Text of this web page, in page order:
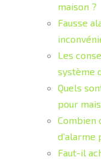
maison ?
Fausse
Les
système
Quels
pour
Combien
d’alarme
Faut-il